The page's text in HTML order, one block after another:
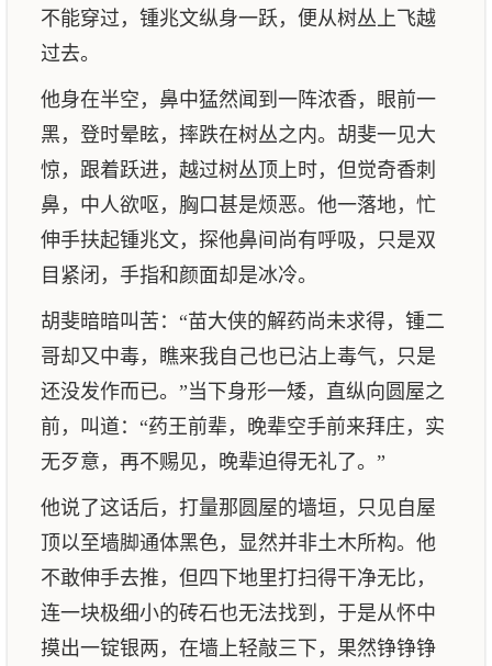
不能穿过，锺兆文纵身一跃，便从树丛上飞越
过去。
他身在半空，鼻中猛然闻到一阵浓香，眼前一
黑，登时晕眩，摔跌在树丛之内。胡斐一见大
惊，跟着跃进，越过树丛顶上时，但觉奇香刺
鼻，中人欲呕，胸口甚是烦恶。他一落地，忙
伸手扶起锺兆文，探他鼻间尚有呼吸，只是双
目紧闭，手指和颜面却是冰冷。
胡斐暗暗叫苦：“苗大侠的解药尚未求得，锺二
哥却又中毒，瞧来我自己也已沾上毒气，只是
还没发作而已。”当下身形一矮，直纵向圆屋之
前，叫道：“药王前辈，晚辈空手前来拜庄，实
无歹意，再不赐见，晚辈迫得无礼了。”
他说了这话后，打量那圆屋的墙垣，只见自屋
顶以至墙脚通体黑色，显然并非土木所构。他
不敢伸手去推，但四下地里打扫得干净无比，
连一块极细小的砖石也无法找到，于是从怀中
摸出一锭银两，在墙上轻敲三下，果然铮铮铮